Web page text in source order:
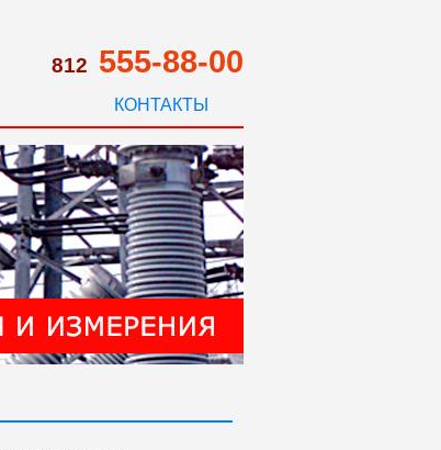
812 555-88-00
КОНТАКТЫ